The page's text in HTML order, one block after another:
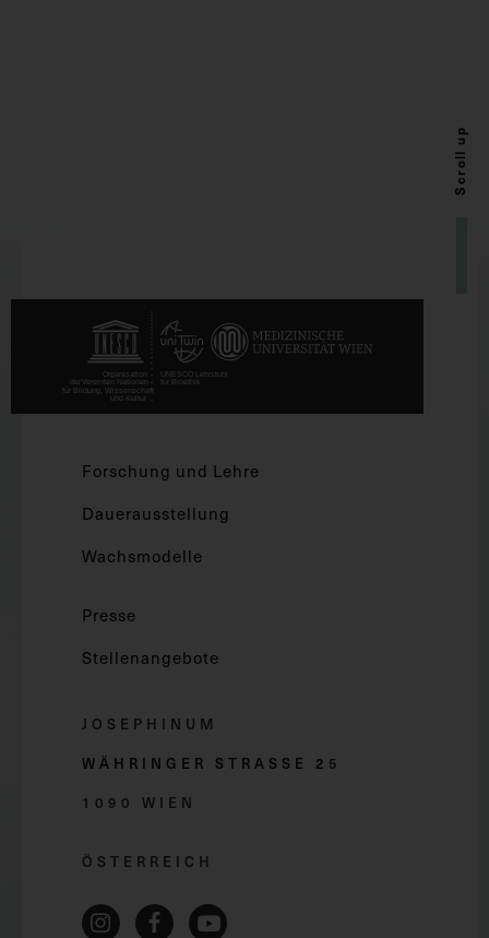
Scroll up
Forschung und Lehre
Dauerausstellung
Wachsmodelle
Presse
Stellenangebote
JOSEPHINUM
WÄHRINGER STRASSE 2 5
1090 WIEN
ÖSTERREICH